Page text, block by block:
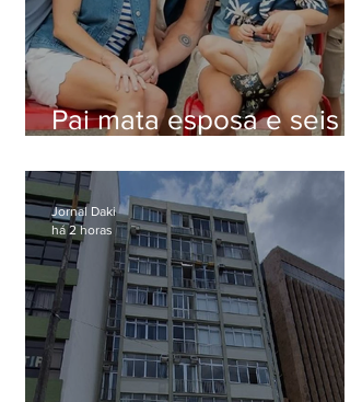
Pai mata esposa e seis
funeral
Jornal Daki
há 2 horas